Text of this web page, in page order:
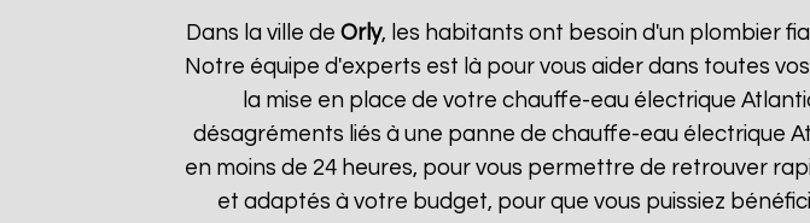
Dans la ville de Orly, les habitants ont besoin d'un plombier
Notre équipe d'experts est là pour vous aider dans toutes
la mise en place de votre chauffe-eau électrique
désagréments liés à une panne de chauffe-eau électrique
en moins de 24 heures, pour vous permettre de retrouver
et adaptés à votre budget, pour que vous puissiez